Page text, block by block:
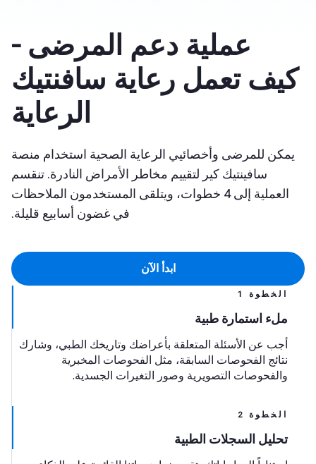
عملية دعم المرضى -
كيف تعمل رعاية سافنتيك
الرعاية
يمكن للمرضى وأخصائيي الرعاية الصحية استخدام منصة
سافينتيك كير لتقييم مخاطر الأمراض النادرة. تنقسم
العملية إلى 4 خطوات، ويتلقى المستخدمون الملاحظات
في غضون أسابيع قليلة.
ابدأ الآن
الخطوة 1
ملء استمارة طبية
أجب عن الأسئلة المتعلقة بأعراضك وتاريخك الطبي، وشارك
نتائج الفحوصات السابقة، مثل الفحوصات المخبرية
والفحوصات التصويرية وصور التغيرات الجسدية.
الخطوة 2
تحليل السجلات الطبية